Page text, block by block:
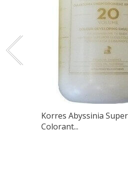
Korres Abyssinia
Colorant...